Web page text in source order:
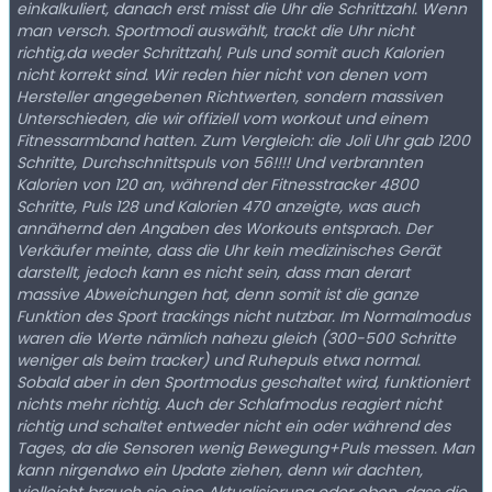
einkalkuliert, danach erst misst die Uhr die Schrittzahl. Wenn
man versch. Sportmodi auswählt, trackt die Uhr nicht
richtig,da weder Schrittzahl, Puls und somit auch Kalorien
nicht korrekt sind. Wir reden hier nicht von denen vom
Hersteller angegebenen Richtwerten, sondern massiven
Unterschieden, die wir offiziell vom workout und einem
Fitnessarmband hatten. Zum Vergleich: die Joli Uhr gab 1200
Schritte, Durchschnittspuls von 56!!!! Und verbrannten
Kalorien von 120 an, während der Fitnesstracker 4800
Schritte, Puls 128 und Kalorien 470 anzeigte, was auch
annähernd den Angaben des Workouts entsprach. Der
Verkäufer meinte, dass die Uhr kein medizinisches Gerät
darstellt, jedoch kann es nicht sein, dass man derart
massive Abweichungen hat, denn somit ist die ganze
Funktion des Sport trackings nicht nutzbar. Im Normalmodus
waren die Werte nämlich nahezu gleich (300-500 Schritte
weniger als beim tracker) und Ruhepuls etwa normal.
Sobald aber in den Sportmodus geschaltet wird, funktioniert
nichts mehr richtig. Auch der Schlafmodus reagiert nicht
richtig und schaltet entweder nicht ein oder während des
Tages, da die Sensoren wenig Bewegung+Puls messen. Man
kann nirgendwo ein Update ziehen, denn wir dachten,